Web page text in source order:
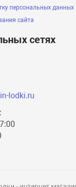
персональных данных
сайта
сетях
lodki.ru